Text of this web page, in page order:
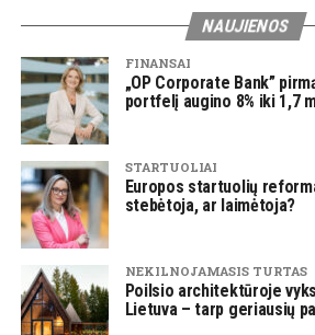
NAUJIENOS
FINANSAI
„OP Corporate Bank”
portfelį augino 8% iki 1,7
STARTUOLIAI
Europos startuolių
stebėtoja, ar laimėtoja?
NEKILNOJAMASIS TURTAS
Poilsio architektūroje
Lietuva – tarp geriausių